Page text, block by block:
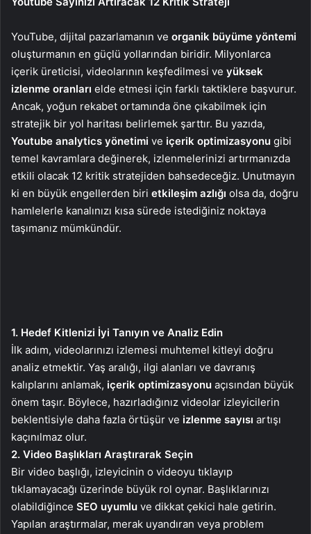
YouTube, dijital pazarlamanın ve organik büyüme yöntemi
oluşturmanın en güçlü yollarından biridir. Milyonlarca
içerik üreticisi, videolarının keşfedilmesi ve yüksek
izlenme oranları elde etmesi için farklı taktiklere başvurur.
Ancak, yoğun rekabet ortamında öne çıkabilmek için
stratejik bir yol haritası belirlemek şarttır. Bu yazıda,
Youtube analytics yönetimi ve içerik optimizasyonu gibi
temel kavramlara değinerek, izlenmelerinizi artırmanızda
etkili olacak 12 kritik stratejiden bahsedeceğiz. Unutmayın
ki en büyük engellerden biri etkileşim azlığı olsa da, doğru
hamlelerle kanalınızı kısa sürede istediğiniz noktaya
taşımanız mümkündür.
1. Hedef Kitlenizi İyi Tanıyın ve Analiz Edin
İlk adım, videolarınızı izlemesi muhtemel kitleyi doğru
analiz etmektir. Yaş aralığı, ilgi alanları ve davranış
kalıplarını anlamak, içerik optimizasyonu açısından büyük
önem taşır. Böylece, hazırladığınız videolar izleyicilerin
beklentisiyle daha fazla örtüşür ve izlenme sayısı artışı
kaçınılmaz olur.
2. Video Başlıkları Araştırarak Seçin
Bir video başlığı, izleyicinin o videoyu tıklayıp
tıklamayacağı üzerinde büyük rol oynar. Başlıklarınızı
olabildiğince SEO uyumlu ve dikkat çekici hale getirin.
Yapılan araştırmalar, merak uyandıran veya problem